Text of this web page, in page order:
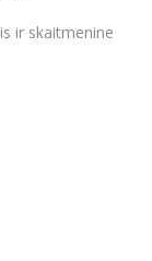
ir skaitmenine